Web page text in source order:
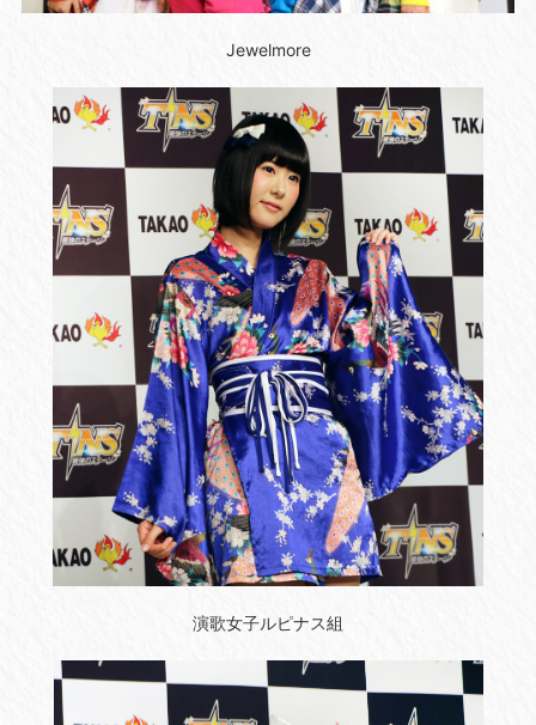
Jewelmore
演歌女子ルピナス組